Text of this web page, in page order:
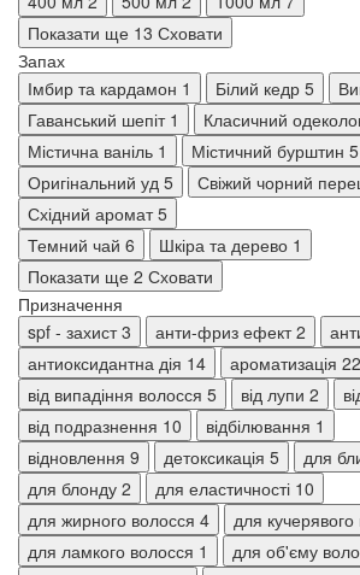
Показати ще 13 Сховати
Запах
Імбир та кардамон 1 Білий кедр 5
Гаванський шепіт 1 Класичний
Містична ваніль 1 Містичний бурштин 5
Оригінальний уд 5 Свіжий чорний
Східний аромат 5
Темний чай 6 Шкіра та дерево 1
Показати ще 2 Сховати
Призначення
spf - захист 3 анти-фриз ефект 2
антиоксидантна дія 14 ароматизація 22
від випадіння волосся 5 від лупи 2
від подразнення 10 відбілювання 1
відновлення 9 детоксикація 5 для
для блонду 2 для еластичності 10
для жирного волосся 4 для кучерявого
для ламкого волосся 1 для об'єму